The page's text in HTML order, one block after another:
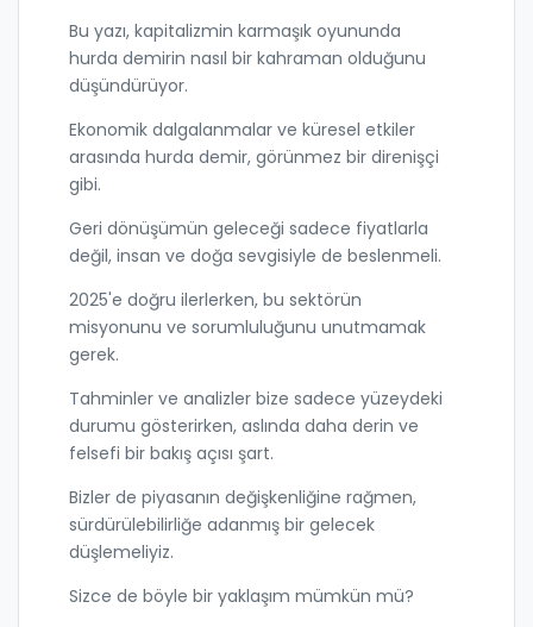
Bu yazı, kapitalizmin karmaşık oyununda
hurda demirin nasıl bir kahraman olduğunu
düşündürüyor.
Ekonomik dalgalanmalar ve küresel etkiler
arasında hurda demir, görünmez bir direnişçi
gibi.
Geri dönüşümün geleceği sadece fiyatlarla
değil, insan ve doğa sevgisiyle de beslenmeli.
2025'e doğru ilerlerken, bu sektörün
misyonunu ve sorumluluğunu unutmamak
gerek.
Tahminler ve analizler bize sadece yüzeydeki
durumu gösterirken, aslında daha derin ve
felsefi bir bakış açısı şart.
Bizler de piyasanın değişkenliğine rağmen,
sürdürülebilirliğe adanmış bir gelecek
düşlemeliyiz.
Sizce de böyle bir yaklaşım mümkün mü?